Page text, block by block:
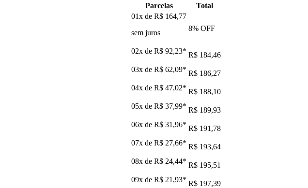
Parcelas
Total
01x de R$ 164,77
sem juros
8% OFF
02x de R$ 92,23* R$ 184,46
03x de R$ 62,09* R$ 186,27
04x de R$ 47,02* R$ 188,10
05x de R$ 37,99* R$ 189,93
06x de R$ 31,96* R$ 191,78
07x de R$ 27,66* R$ 193,64
08x de R$ 24,44* R$ 195,51
09x de R$ 21,93* R$ 197,39